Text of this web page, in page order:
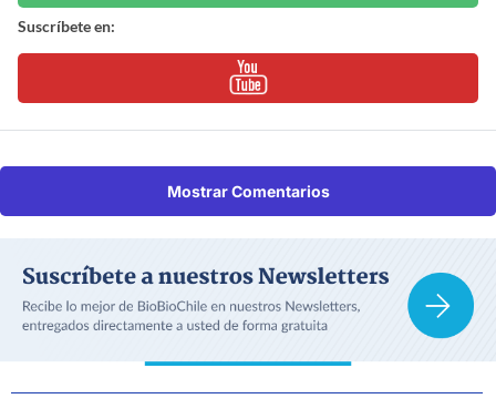
Suscríbete en:
Mostrar Comentarios